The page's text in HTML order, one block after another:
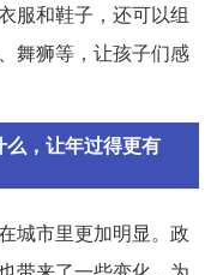
服和鞋子，还可以组
舞狮等，让孩子们感
，让年过得更有
城市里更加明显。政